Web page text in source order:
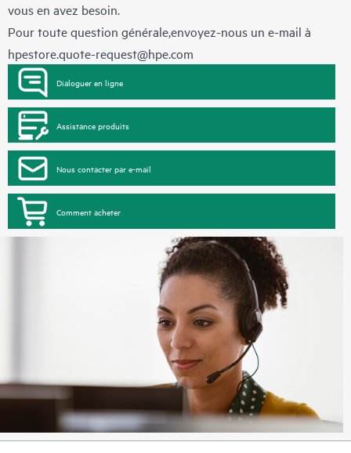
vous en avez besoin.
Pour toute question générale,envoyez-nous un e-mail à
hpestore.quote-request@hpe.com
Dialoguer en ligne
Assistance produits
Nous contacter par e-mail
Comment acheter